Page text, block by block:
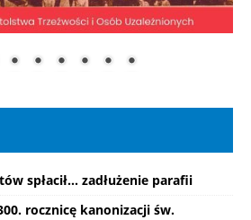
spłacił... zadłużenie parafii
rocznicę kanonizacji św.